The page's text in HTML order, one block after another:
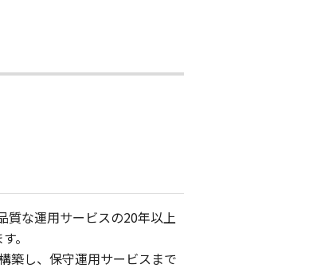
質な運用サービスの20年以上
。
築し、保守運用サービスまで